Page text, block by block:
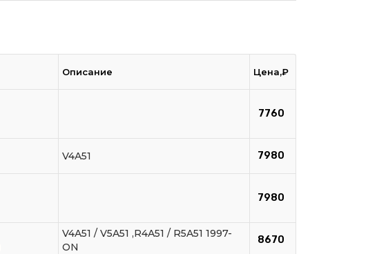
Описание Цена,₽
7760
V4A51 7980
7980
V4A51 / V5A51 ,R4A51 / R5A51 1997-
ON
8670